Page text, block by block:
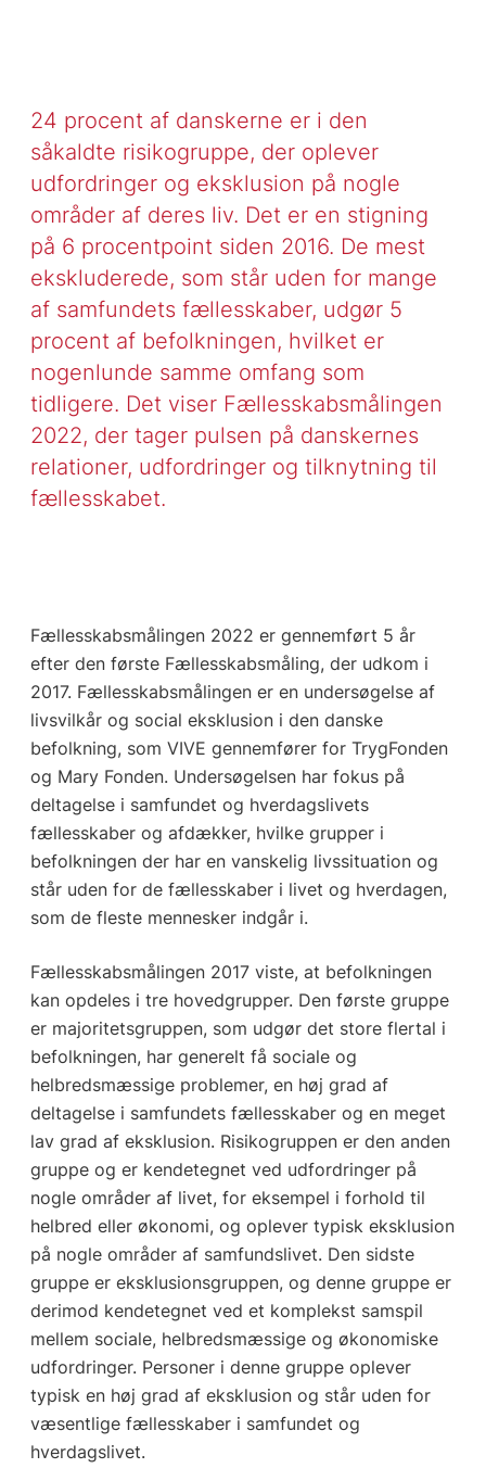
24 procent af danskerne er i den
såkaldte risikogruppe, der oplever
udfordringer og eksklusion på nogle
områder af deres liv. Det er en stigning
på 6 procentpoint siden 2016. De mest
ekskluderede, som står uden for mange
af samfundets fællesskaber, udgør 5
procent af befolkningen, hvilket er
nogenlunde samme omfang som
tidligere. Det viser Fællesskabsmålingen
2022, der tager pulsen på danskernes
relationer, udfordringer og tilknytning til
fællesskabet.
Fællesskabsmålingen 2022 er gennemført 5 år
efter den første Fællesskabsmåling, der udkom i
2017. Fællesskabsmålingen er en undersøgelse af
livsvilkår og social eksklusion i den danske
befolkning, som VIVE gennemfører for TrygFonden
og Mary Fonden. Undersøgelsen har fokus på
deltagelse i samfundet og hverdagslivets
fællesskaber og afdækker, hvilke grupper i
befolkningen der har en vanskelig livssituation og
står uden for de fællesskaber i livet og hverdagen,
som de fleste mennesker indgår i.
Fællesskabsmålingen 2017 viste, at befolkningen
kan opdeles i tre hovedgrupper. Den første gruppe
er majoritetsgruppen, som udgør det store flertal i
befolkningen, har generelt få sociale og
helbredsmæssige problemer, en høj grad af
deltagelse i samfundets fællesskaber og en meget
lav grad af eksklusion. Risikogruppen er den anden
gruppe og er kendetegnet ved udfordringer på
nogle områder af livet, for eksempel i forhold til
helbred eller økonomi, og oplever typisk eksklusion
på nogle områder af samfundslivet. Den sidste
gruppe er eksklusionsgruppen, og denne gruppe er
derimod kendetegnet ved et komplekst samspil
mellem sociale, helbredsmæssige og økonomiske
udfordringer. Personer i denne gruppe oplever
typisk en høj grad af eksklusion og står uden for
væsentlige fællesskaber i samfundet og
hverdagslivet.